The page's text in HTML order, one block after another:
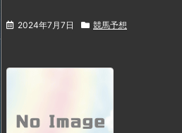
2024年7月7日 競馬予想